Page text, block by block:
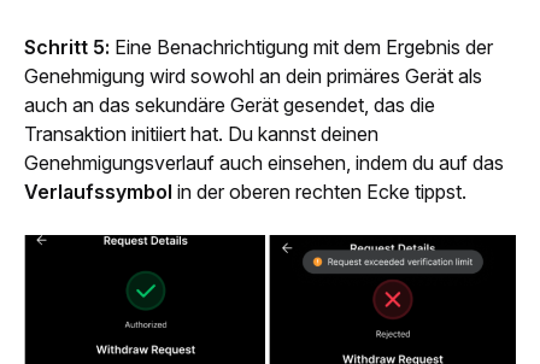
Schritt 5: Eine Benachrichtigung mit dem Ergebnis der
Genehmigung wird sowohl an dein primäres Gerät als
auch an das sekundäre Gerät gesendet, das die
Transaktion initiiert hat. Du kannst deinen
Verlaufssymbol in der oberen rechten Ecke tippst.